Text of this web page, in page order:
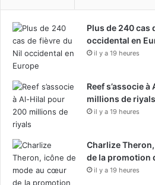
Plus de 240 cas
occidental en
il y a 19 heures
Reef s’associe
millions de riyals
il y a 19 heures
Charlize
de la promotion
il y a 19 heures